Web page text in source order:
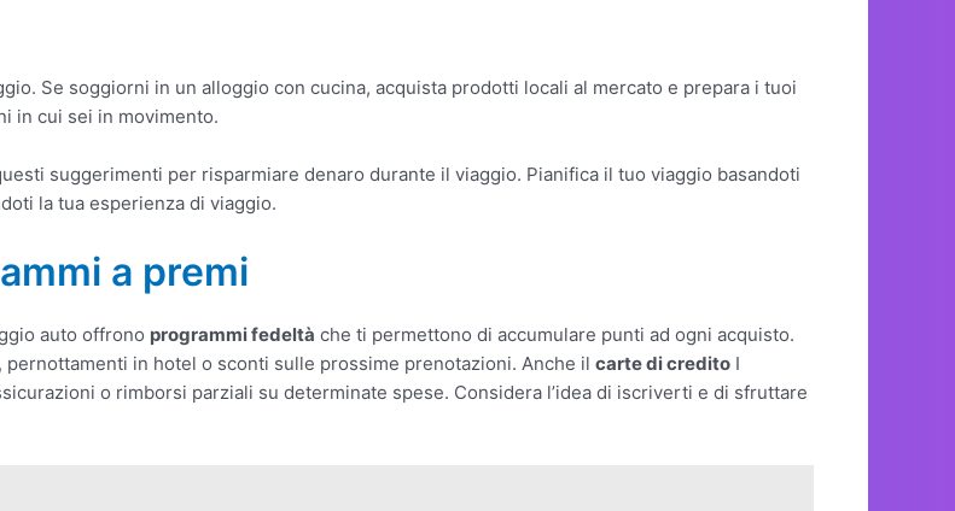
Se soggiorni in un alloggio con cucina, acquista prodotti locali al mercato e prepara i tuoi
in cui sei in movimento.
suggerimenti per risparmiare denaro durante il viaggio. Pianifica il tuo viaggio basandoti
la tua esperienza di viaggio.
a premi
auto offrono programmi fedeltà che ti permettono di accumulare punti ad ogni acquisto.
in hotel o sconti sulle prossime prenotazioni. Anche il carte di credito I
o rimborsi parziali su determinate spese. Considera l’idea di iscriverti e di sfruttare